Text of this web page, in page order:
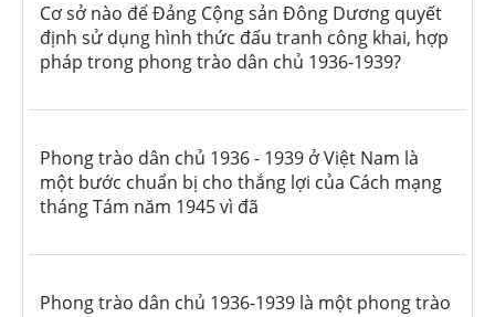
Cơ sở nào để Đảng Cộng sản Đông Dương quyết
định sử dụng hình thức đấu tranh công khai, hợp
pháp trong phong trào dân chủ 1936-1939?
Phong trào dân chủ 1936 - 1939 ở Việt Nam là
một bước chuẩn bị cho thắng lợi của Cách mạng
tháng Tám năm 1945 vì đã
Phong trào dân chủ 1936-1939 là một phong trào